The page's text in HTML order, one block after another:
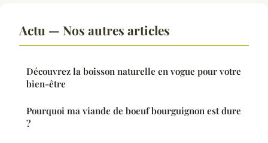
Actu — Nos autres articles
Découvrez la boisson naturelle en vogue pour votre
bien-être
Pourquoi ma viande de boeuf bourguignon est dure
?